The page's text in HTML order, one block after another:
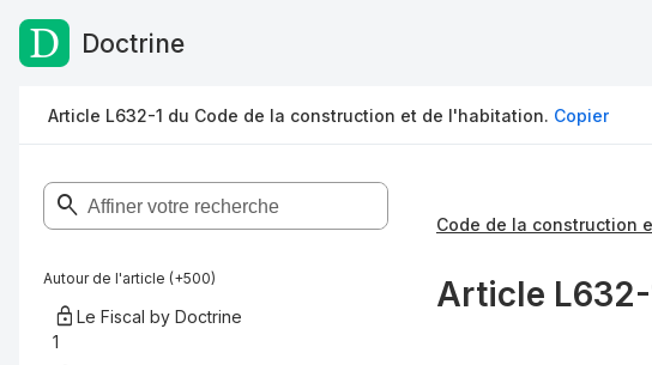
Passer au contenu
Doctrine
Article L632-1 du Code de la construction et de l'habitation. Copier
Autour de l'article (+500)
Le Fiscal by Doctrine
1
Article